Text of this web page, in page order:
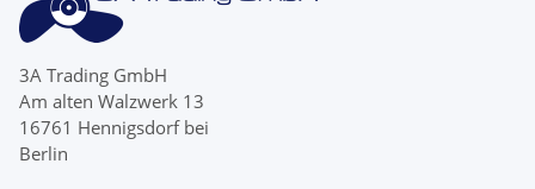
3A Trading GmbH
Am alten Walzwerk 13
16761 Hennigsdorf bei
Berlin